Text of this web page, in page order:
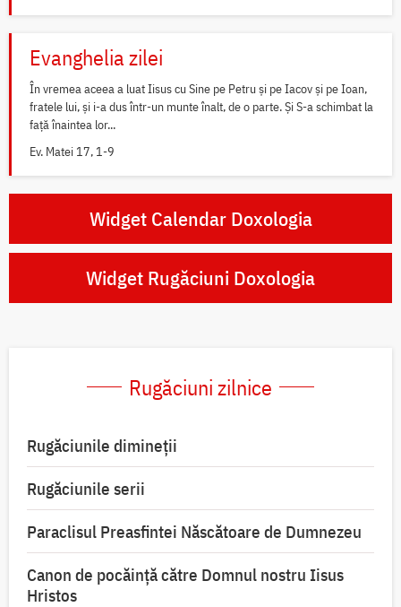
Evanghelia zilei
În vremea aceea a luat Iisus cu Sine pe Petru și pe Iacov și pe Ioan,
fratele lui, și i-a dus într-un munte înalt, de o parte. Și S-a schimbat la
față înaintea lor...
Ev. Matei 17, 1-9
Widget Calendar Doxologia
Widget Rugăciuni Doxologia
Rugăciuni zilnice
Rugăciunile dimineții
Rugăciunile serii
Paraclisul Preasfintei Născătoare de Dumnezeu
Canon de pocăință către Domnul nostru Iisus
Hristos